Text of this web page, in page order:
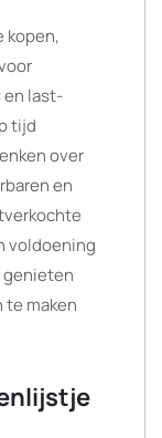
kopen,
en last-
tijd
over
en
voldoening
genieten
te maken